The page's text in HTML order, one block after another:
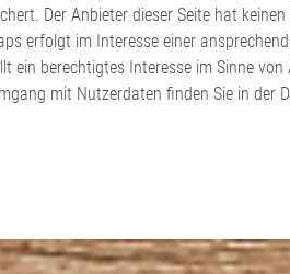
Der Anbieter dieser Seite hat
erfolgt im Interesse einer
ein berechtigtes Interesse im Sinne
mit Nutzerdaten finden Sie in der